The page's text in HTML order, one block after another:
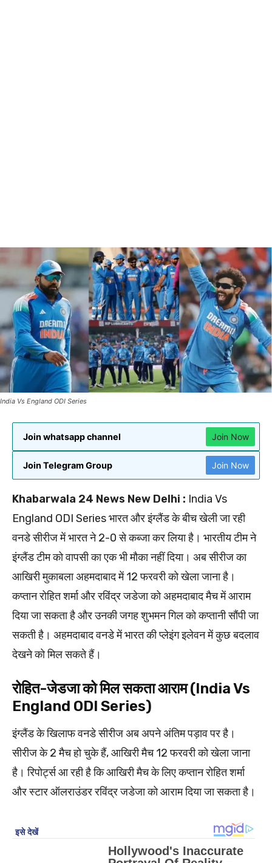
India Vs England ODI Series
Join whatsapp channel Join Now
Join Telegram Group Join Now
Khabarwala 24 News New Delhi : India Vs
England ODI Series भारत और इंग्लैंड के बीच खेली जा रही
वनडे सीरीज में भारत ने 2-0 से कब्जा कर लिया है। भारतीय टीम ने
इंग्लैंड टीम को वापसी का एक भी मौका नहीं दिया। अब सीरीज का
आखिरी मुकाबला अहमदाबाद में 12 फरवरी को खेला जाना है।
कप्तान रोहित शर्मा और रविंद्र जडेजा को अहमदाबाद मैच में आराम
दिया जा सकता है और उनकी जगह शुभमन गिल को कप्तानी सौंपी जा
सकती है। अहमदाबाद वनडे में भारत की प्लेइंग इलेवन में कुछ बदलाव
देखने को मिल सकते हैं।
रोहित-जेडजा को मिल सकता आराम (India Vs
England ODI Series)
इंग्लैंड के खिलाफ वनडे सीरीज अब अपने अंतिम पड़ाव पर है।
सीरीज के 2 मैच हो चुके हैं, आखिरी मैच 12 फरवरी को खेला जाना
है। रिपोर्ट्स आ रही है कि आखिरी मैच के लिए कप्तान रोहित शर्मा
और स्टार ऑलराउंडर रविंद्र जडेजा को आराम दिया जा सकता है।